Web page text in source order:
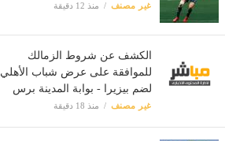
غير مصنف منذ 12 دقيقة
الكشف عن شروط الزمالك
للموافقة على عرض شباب الأهلي
لضم بيزيرا - بوابة المدينة برس
غير مصنف منذ 18 دقيقة